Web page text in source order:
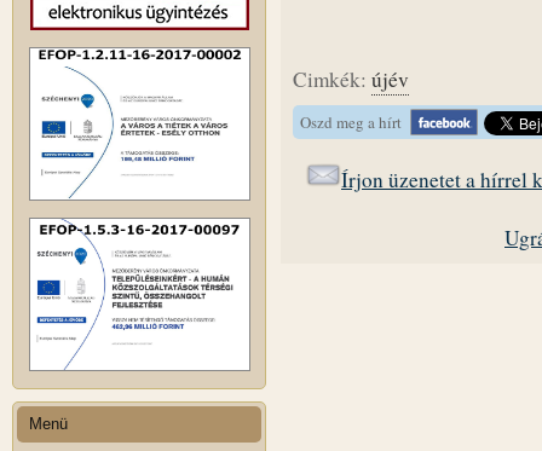
Menü
Cimkék: újév
Oszd meg a hírt
Írjon üzenetet a hírrel